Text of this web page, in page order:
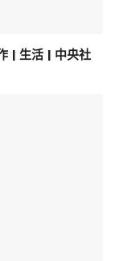
| 生活 | 中央社